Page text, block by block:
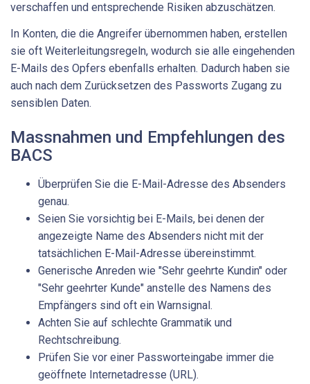
verschaffen und entsprechende Risiken abzuschätzen.
In Konten, die die Angreifer übernommen haben, erstellen
sie oft Weiterleitungsregeln, wodurch sie alle eingehenden
E-Mails des Opfers ebenfalls erhalten. Dadurch haben sie
auch nach dem Zurücksetzen des Passworts Zugang zu
sensiblen Daten.
Massnahmen und Empfehlungen des
BACS
Überprüfen Sie die E-Mail-Adresse des Absenders
genau.
Seien Sie vorsichtig bei E-Mails, bei denen der
angezeigte Name des Absenders nicht mit der
tatsächlichen E-Mail-Adresse übereinstimmt.
Generische Anreden wie "Sehr geehrte Kundin" oder
"Sehr geehrter Kunde" anstelle des Namens des
Empfängers sind oft ein Warnsignal.
Achten Sie auf schlechte Grammatik und
Rechtschreibung.
Prüfen Sie vor einer Passworteingabe immer die
geöffnete Internetadresse (URL).